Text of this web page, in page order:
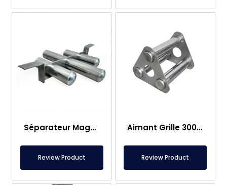
Séparateur Magnétique à Grille en Néodyme – Conception Spéciale pour Trémie
Review Product
Aimant Grille 300×400 mm qui Attire les Métaux dans les Aliments ✅
Review Product